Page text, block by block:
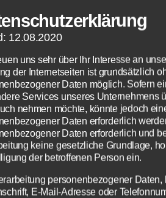
Euro. Insgesamt
Raab, der 37 von 53
konnte, was einer
entspricht. Die heutige
im übrigen die vorletzte,
2016 auf.
12.08.2020
uns sehr über Ihr Interesse an
der Internetseiten ist grundsätzlich
Daten möglich. Sofern
Services unseres Unternehmens
nehmen möchte, könnte jedoch
Daten erforderlich
Daten erforderlich und
keine gesetzliche Grundlage,
der betroffenen Person ein.
personenbezogener
E-Mail-Adresse oder